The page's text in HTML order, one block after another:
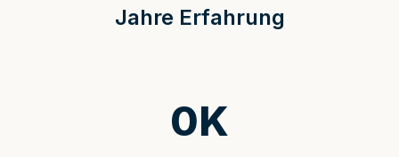
Jahre Erfahrung
0K